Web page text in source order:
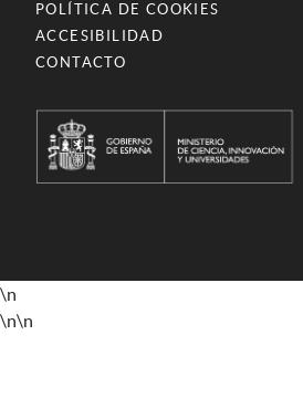
POLÍTICA DE COOKIES
ACCESIBILIDAD
CONTACTO
\n
\n\n